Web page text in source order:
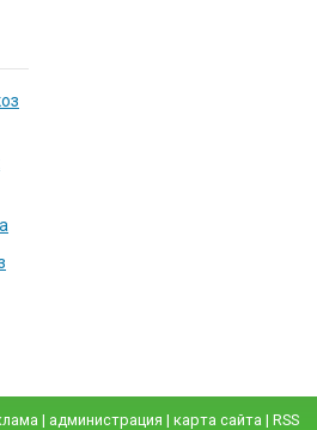
| администрация | карта сайта | RSS